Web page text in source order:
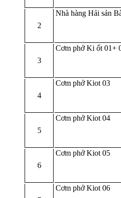
2
Nhà hàng Hải sản
3
Cơm phở Ki ốt 01+
4
Cơm phở Kiot 03
5
Cơm phở Kiot 04
6
Cơm phở Kiot 05
Cơm phở Kiot 06